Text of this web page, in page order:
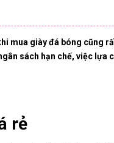
mua giày đá bóng cũng
sách hạn chế, việc lựa
rẻ